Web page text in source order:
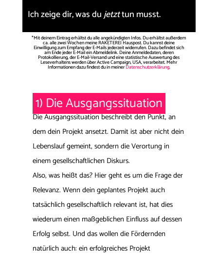
Ich zeige dir, was dujetzttun musst.
*Mit deinem Eintrag erhältst du alle angekündigten Infos. Du erhältst außerdem
ca. alle zwei Wochen meine RAKETEREI Hauspost. Du kannst deine
Einwilligung zum Empfang der E-Mails jederzeit widerrufen. Dazu befindet sich
am Ende jeder E-Mail ein Abmeldelink. Deine Anmeldedaten, deren
Protokollierung, der E-Mail-Versand und eine statistische Auswertung des
Leseverhaltens werden über Active Campaign, USA, verarbeitet. Mehr
Informationen dazu findest du in meinerDatenschutzerklärung.
1) Die Ausgangssituation
Die Ausgangssituation beschreibt den Punkt, an
dem dein Projekt ansetzt. Damit ist aber nicht dein
Lebenslauf gemeint, sondern die Verortung in
einem gesellschaftlichen Diskurs.
Also, was heißt das? Hier geht es um die Frage der
Relevanz. Wenn dein geplantes Projekt auch
tatsächlich gesellschaftlich relevant ist, hat dies
wiederum einen maßgeblichen Einfluss auf dessen
Erfolg selbst. Und das wollen die Fördernden
natürlich auch: ein erfolgreiches Projekt